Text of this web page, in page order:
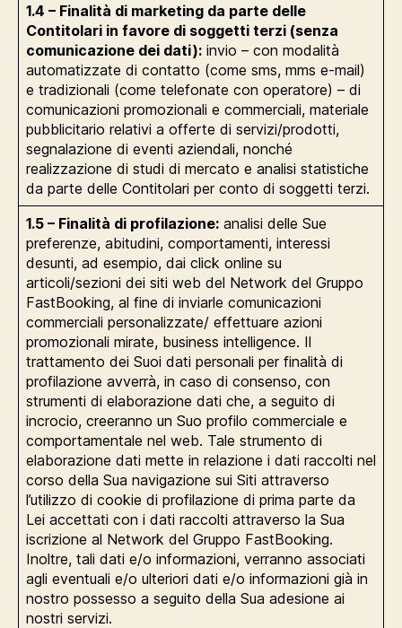
1.4 – Finalità di marketing da parte delle
Contitolari in favore di soggetti terzi (senza
comunicazione dei dati): invio – con modalità
automatizzate di contatto (come sms, mms e-mail)
e tradizionali (come telefonate con operatore) – di
comunicazioni promozionali e commerciali, materiale
pubblicitario relativi a offerte di servizi/prodotti,
segnalazione di eventi aziendali, nonché
realizzazione di studi di mercato e analisi statistiche
da parte delle Contitolari per conto di soggetti terzi.
1.5 – Finalità di profilazione: analisi delle Sue
preferenze, abitudini, comportamenti, interessi
desunti, ad esempio, dai click online su
articoli/sezioni dei siti web del Network del Gruppo
FastBooking, al fine di inviarle comunicazioni
commerciali personalizzate/ effettuare azioni
promozionali mirate, business intelligence. Il
trattamento dei Suoi dati personali per finalità di
profilazione avverrà, in caso di consenso, con
strumenti di elaborazione dati che, a seguito di
incrocio, creeranno un Suo profilo commerciale e
comportamentale nel web. Tale strumento di
elaborazione dati mette in relazione i dati raccolti nel
corso della Sua navigazione sui Siti attraverso
l’utilizzo di cookie di profilazione di prima parte da
Lei accettati con i dati raccolti attraverso la Sua
iscrizione al Network del Gruppo FastBooking.
Inoltre, tali dati e/o informazioni, verranno associati
agli eventuali e/o ulteriori dati e/o informazioni già in
nostro possesso a seguito della Sua adesione ai
nostri servizi.